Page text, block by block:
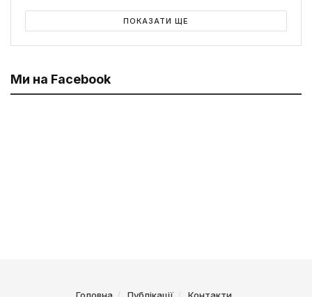
ПОКАЗАТИ ЩЕ
Ми на Facebook
Головна Публікації Контакти